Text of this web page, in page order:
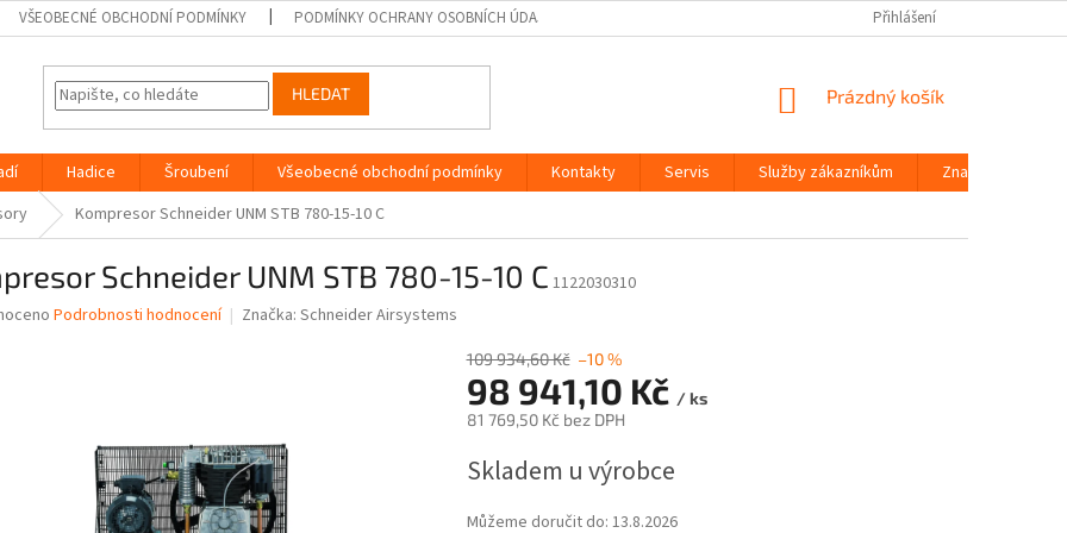
VŠEOBECNÉ OBCHODNÍ PODMÍNKY PODMÍNKY OCHRANY OSOBNÍCH ÚDAJŮ Přihlášení
HLEDAT
NÁKUPNÍ
Prázdný košík
Hadice Šroubení Všeobecné obchodní podmínky Kontakty Servis Služby zákazníkům
Značky
Kompresor Schneider UNM STB 780-15-10 C
Schneider UNM STB 780-15-10 C 1122030310
Podrobnosti hodnocení Značka: Schneider Airsystems
109 934,60 Kč –10 %
98 941,10 Kč / ks
81 769,50 Kč bez DPH
cena:
Skladem u výrobce
Můžeme doručit do: 13.8.2026